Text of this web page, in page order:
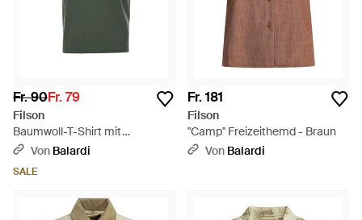
Fr. 90Fr. 79
Filson
Baumwoll-T-Shirt mit
aufgesetzter Tasche - Grün
Von Balardi
SALE
Fr. 181
Filson
"Camp" Freizeithemd - Braun
Von Balardi